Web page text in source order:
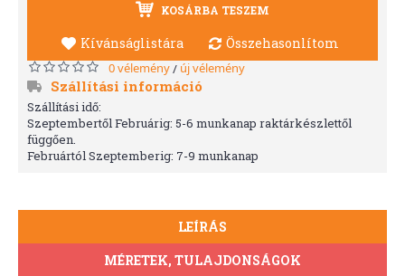
KOSÁRBA TESZEM
Kívánságlistára Összehasonlítom
0 vélemény/ új vélemény
Szállítási információ
Szállítási idő:
Szeptembertől Februárig: 5-6 munkanap raktárkészlettől
függően.
Februártól Szeptemberig: 7-9 munkanap
LEÍRÁS
MÉRETEK, TULAJDONSÁGOK